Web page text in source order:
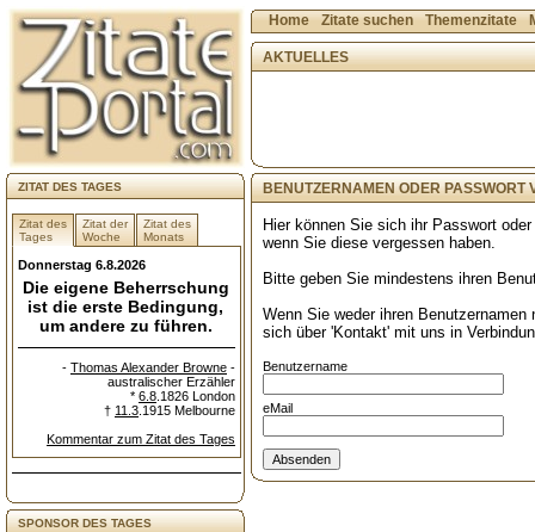
ZITAT DES TAGES
Zitat des
Tages
Zitat der
Woche
Zitat des
Monats
Donnerstag 6.8.2026
Die eigene Beherrschung
ist die erste Bedingung,
um andere zu führen.
- Thomas Alexander Browne -
australischer Erzähler
* 6.8 .1826 London
† 11.3 .1915 Melbourne
Kommentar zum Zitat des Tages
SPONSOR DES TAGES
Home Zitate suchen Themenzitate
AKTUELLES
BENUTZERNAMEN ODER PASSWORT
Hier können Sie sich ihr Passwort
wenn Sie diese vergessen haben.
Bitte geben Sie mindestens ihren
Wenn Sie weder ihren
sich über 'Kontakt' mit uns in
Benutzername
eMail